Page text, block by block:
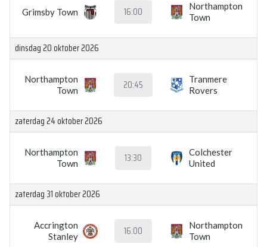
Grimsby Town 16:00
Northampton
Town
dinsdag 20 oktober 2026
Northampton
Town
20:45
Tranmere
Rovers
zaterdag 24 oktober 2026
Northampton
Town
13:30
Colchester
United
zaterdag 31 oktober 2026
Accrington
Stanley
16:00
Northampton
Town